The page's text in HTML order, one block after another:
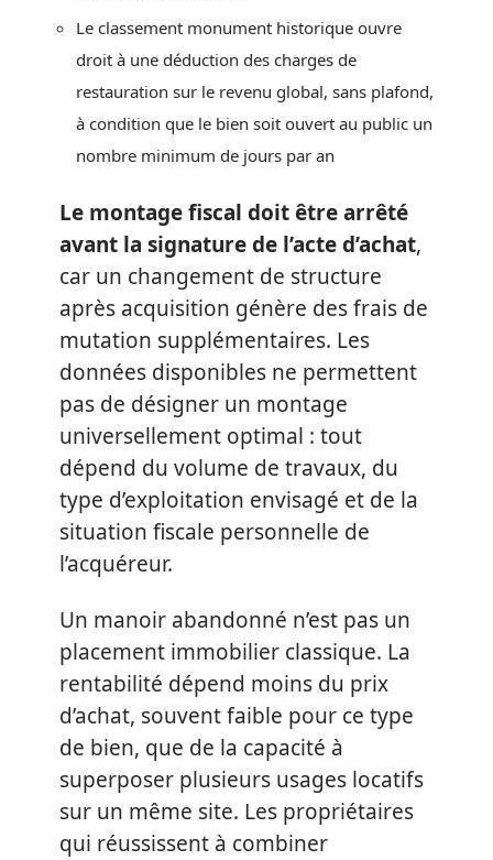
Le classement monument historique ouvre
droit à une déduction des charges de
restauration sur le revenu global, sans plafond,
à condition que le bien soit ouvert au public un
nombre minimum de jours par an
Le montage fiscal doit être arrêté
avant la signature de l’acte d’achat,
car un changement de structure
après acquisition génère des frais de
mutation supplémentaires. Les
données disponibles ne permettent
pas de désigner un montage
universellement optimal : tout
dépend du volume de travaux, du
type d’exploitation envisagé et de la
situation fiscale personnelle de
l’acquéreur.
Un manoir abandonné n’est pas un
placement immobilier classique. La
rentabilité dépend moins du prix
d’achat, souvent faible pour ce type
de bien, que de la capacité à
superposer plusieurs usages locatifs
sur un même site. Les propriétaires
qui réussissent à combiner